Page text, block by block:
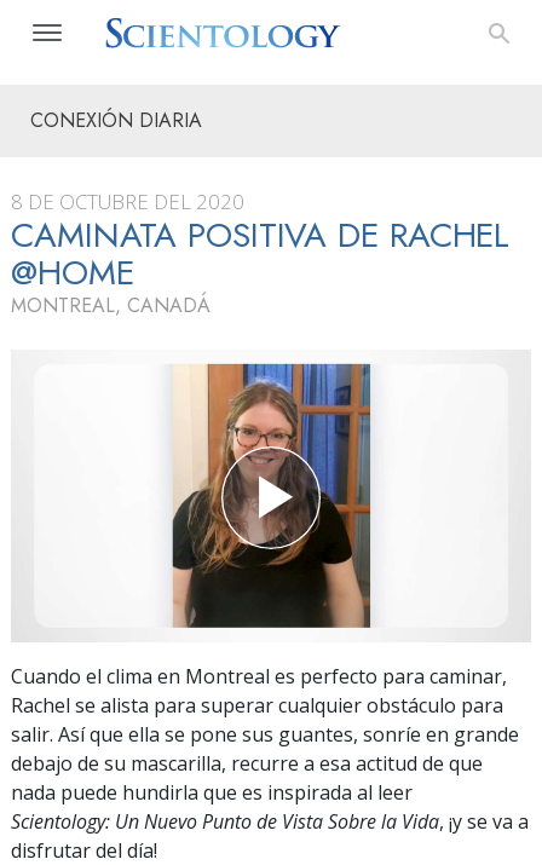
CONEXIÓN DIARIA
8 DE OCTUBRE DEL 2020
CAMINATA POSITIVA DE RACHEL
@HOME
MONTREAL, CANADÁ
Cuando el clima en Montreal es perfecto para caminar,
Rachel se alista para superar cualquier obstáculo para
salir. Así que ella se pone sus guantes, sonríe en grande
debajo de su mascarilla, recurre a esa actitud de que
nada puede hundirla que es inspirada al leer
Scientology: Un Nuevo Punto de Vista Sobre la Vida, ¡y se va a
disfrutar del día!